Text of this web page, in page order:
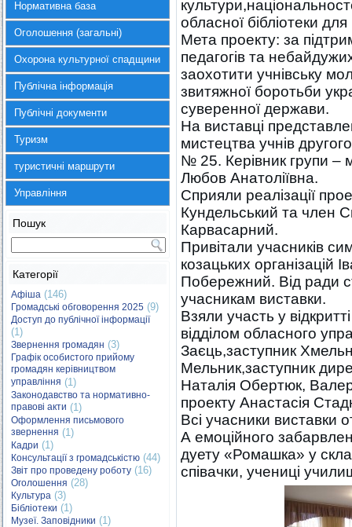
Нормативна база
Оголошення (загальні)
Охорона культурної спадщини
Публічна інформація
Публічні документи
Туризм
туристичні маршрути
Управління
Пошук
Категорії
Афіша (146)
Громадські обговорення 2025 (9)
Доступ до публічної інформації
(1)
Звернення громадян (3)
Графік особистого прийому
громадян керівництвом
управління (1)
Законодавство та нормативно-
правові акти (1)
Оформлення письмового
звернення (1)
Кадри (1)
Консультації з громадськістю (44)
Звіт про проведену роботу (16)
Оголошення (28)
Культура (3)
Бібліотеки (1)
Музеї. Заповідники (1)
обласної бібліотеки
Мета проекту: за
педагогів та
заохотити учнівську
звитяжної боротьби
суверенної держави.
На виставці
мистецтва учнів
№ 25. Керівник групи –
Любов Анатоліївна.
Сприяли реалізації
Кундельський та член
Карвасарний.
Привітали учасників
козацьких організацій
Побережний. Від ради
учасникам виставки.
Взяли участь у
відділом обласного
Заєць,заступник
Мельник,заступник
Наталія Обертюк,
проекту Анастасія
Всі учасники виставки
А емоційного
дуету «Ромашка» у
співачки, учениці